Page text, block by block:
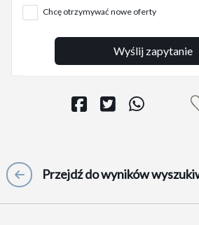
Chcę otrzymywać nowe oferty
Wyślij zapytanie
Przejdź do wyników